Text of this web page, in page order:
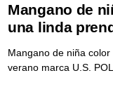
Mangano de
una linda
Mangano de niña
verano marca U.S.